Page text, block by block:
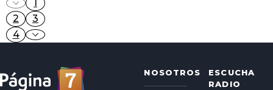
1
2
3
4
NOSOTROS
ESCUCHA
RADIO